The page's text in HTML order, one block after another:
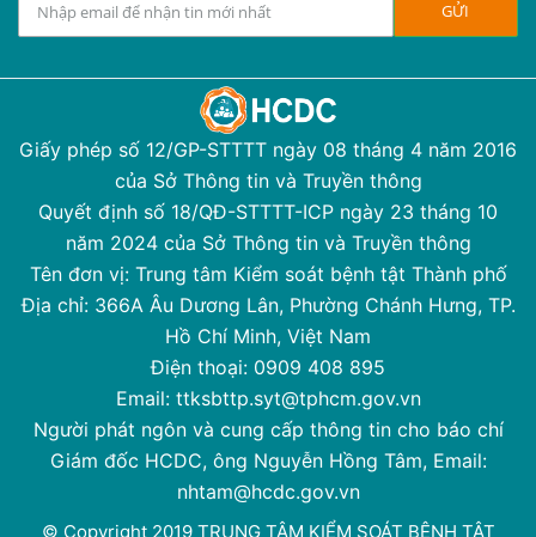
Giấy phép số 12/GP-STTTT ngày 08 tháng 4 năm 2016
của Sở Thông tin và Truyền thông
Quyết định số 18/QĐ-STTTT-ICP ngày 23 tháng 10
năm 2024 của Sở Thông tin và Truyền thông
Tên đơn vị: Trung tâm Kiểm soát bệnh tật Thành phố
Địa chỉ: 366A Âu Dương Lân, Phường Chánh Hưng, TP.
Hồ Chí Minh, Việt Nam
Điện thoại: 0909 408 895
Email: ttksbttp.syt@tphcm.gov.vn
Người phát ngôn và cung cấp thông tin cho báo chí
Giám đốc HCDC, ông Nguyễn Hồng Tâm, Email:
nhtam@hcdc.gov.vn
© Copyright 2019 TRUNG TÂM KIỂM SOÁT BỆNH TẬT